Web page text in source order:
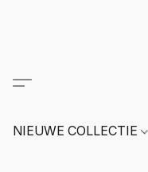
NIEUWE COLLECTIE